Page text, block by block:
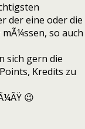
der eine oder die
so auch
sich gern die
Kredits zu
😉